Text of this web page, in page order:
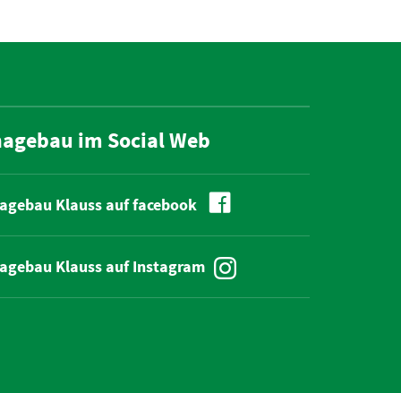
im Social Web
Klauss auf facebook
Klauss auf Instagram